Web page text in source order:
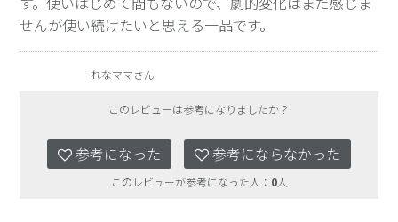
せんが使い続けたいと思える一品です。
れなママさん
このレビューは参考になりましたか？
参考になった 参考にならなかった
このレビューが参考になった人： 0人